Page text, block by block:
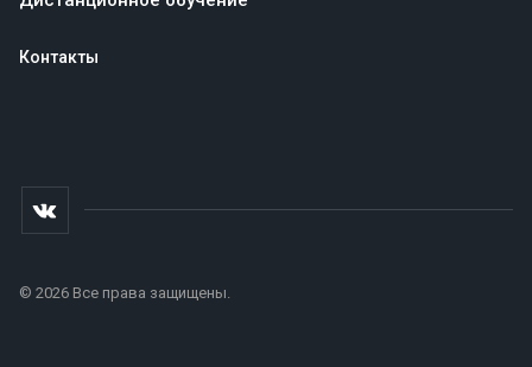
Контакты
© 2026 Все права защищены.